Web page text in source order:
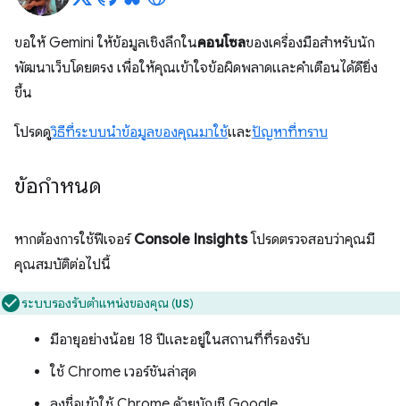
ขอให้ Gemini ให้ข้อมูลเชิงลึกในคอนโซลของเครื่องมือสำหรับนัก
พัฒนาเว็บโดยตรง เพื่อให้คุณเข้าใจข้อผิดพลาดและคําเตือนได้ดียิ่ง
ขึ้น
โปรดดูวิธีที่ระบบนำข้อมูลของคุณมาใช้และปัญหาที่ทราบ
ข้อกำหนด
หากต้องการใช้ฟีเจอร์Console Insightsโปรดตรวจสอบว่าคุณมี
คุณสมบัติต่อไปนี้
ระบบรองรับตำแหน่งของคุณ (US)
มีอายุอย่างน้อย 18 ปีและอยู่ในสถานที่ที่รองรับ
ใช้ Chrome เวอร์ชันล่าสุด